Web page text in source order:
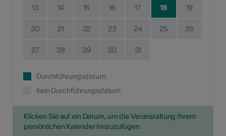
13 14 15 16 17 18 19
20 21 22 23 24 25 26
27 28 29 30 31
Durchführungsdatum
Kein Durchführungsdatum
Klicken Sie auf ein Datum, um die Veranstaltung Ihrem
persönlichen Kalender hinzuzufügen.